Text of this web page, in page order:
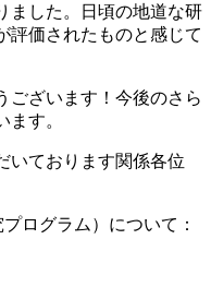
ました。日頃の地道な研
評価されたものと感じて
ございます！今後のさら
す。
いております関係各位
ログラム）について：